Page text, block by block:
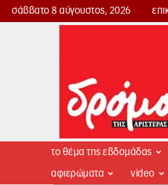
σάββατο 8 αύγουστος, 2026
Δρόμος
το θέμα της εβδομάδας
αφιερώματα video